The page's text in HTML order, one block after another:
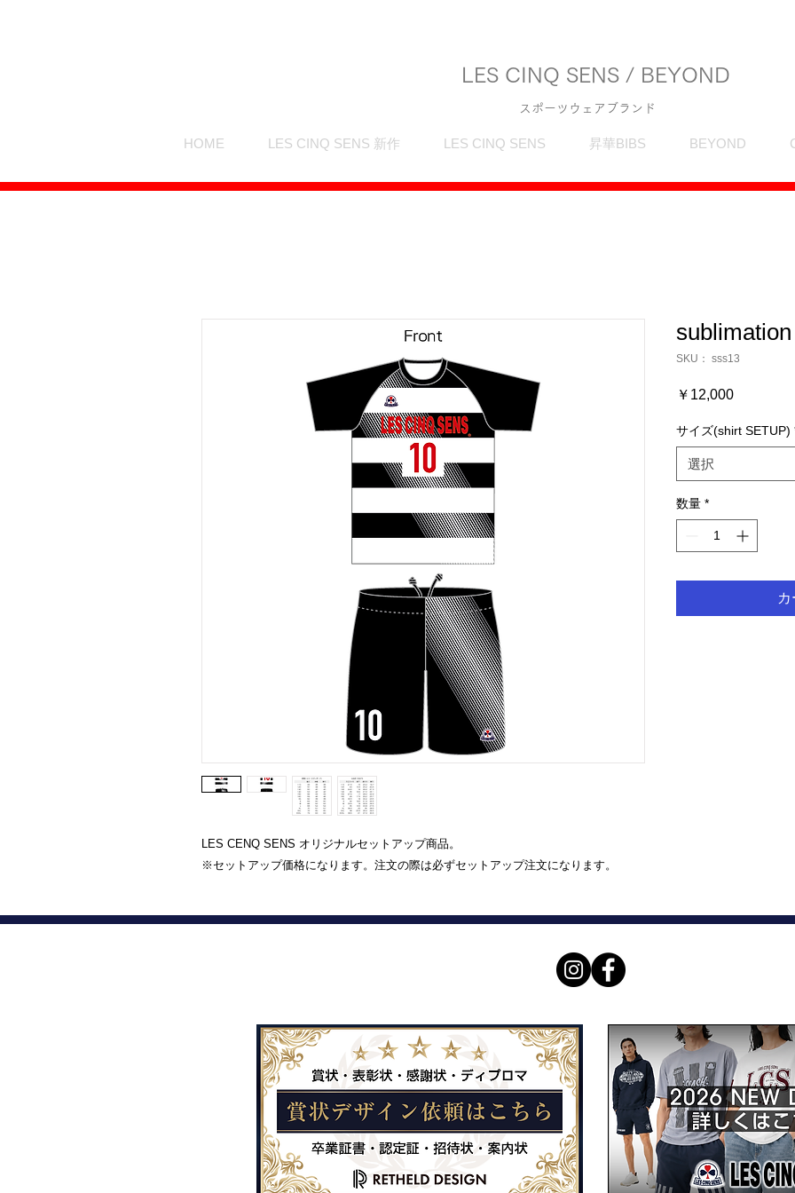
LES CINQ SENS / BEYOND
スポーツウェアブランド
HOME LES CINQ SENS 新作 LES CINQ SENS 昇華BIBS BEYOND
LES CENQ SENS オリジナルセットアップ商品。
※セットアップ価格になります。注文の際は必ずセットアップ注文になります。
SKU： sss13
￥12,000価
サイズ(shirt SETUP)
選択
数量 *